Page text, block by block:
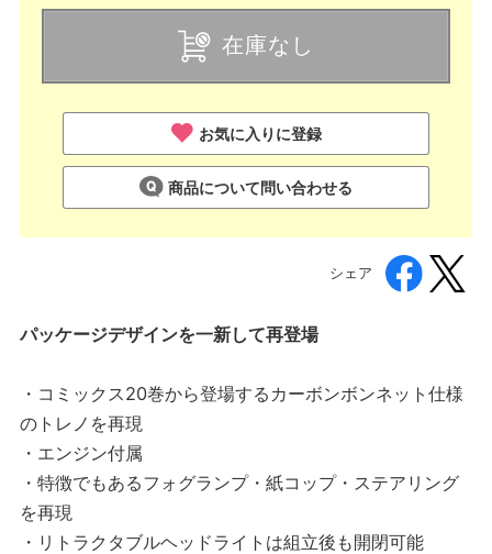
在庫なし
お気に入りに登録
商品について問い合わせる
シェア
パッケージデザインを一新して再登場
・コミックス20巻から登場するカーボンボンネット仕様
のトレノを再現
・エンジン付属
・特徴でもあるフォグランプ・紙コップ・ステアリング
を再現
・リトラクタブルヘッドライトは組立後も開閉可能